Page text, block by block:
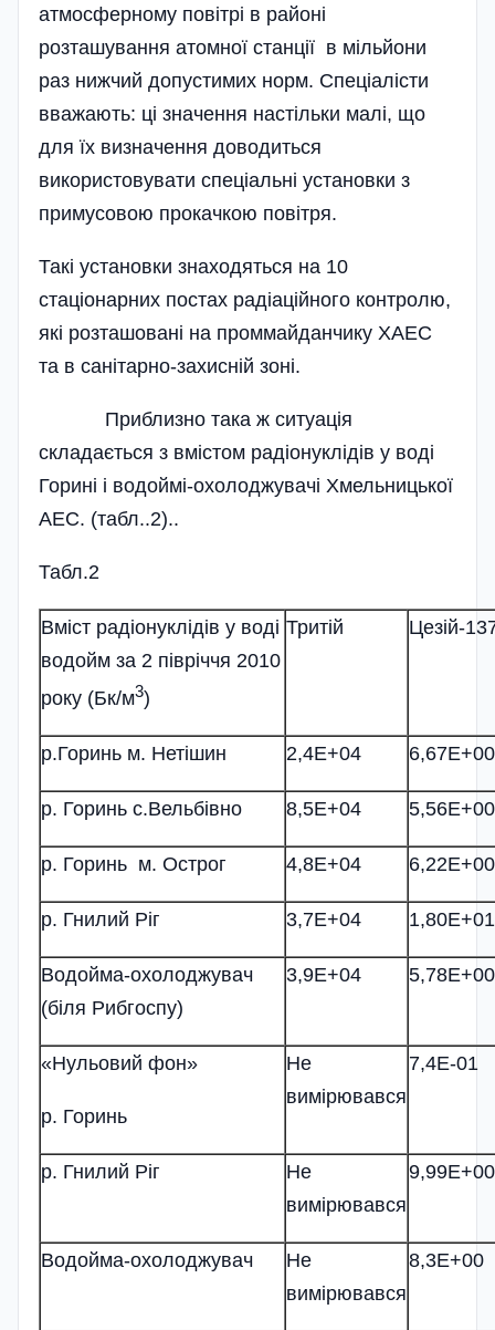
атмосферному повітрі в районі
розташування атомної станції в мільйони
раз нижчий допустимих норм. Спеціалісти
вважають: ці значення настільки малі, що
для їх визначення доводиться
використовувати спеціальні установки з
примусовою прокачкою повітря.
Такі установки знаходяться на 10
стаціонарних постах радіаційного контролю,
які розташовані на проммайданчику ХАЕС
та в санітарно-захисній зоні.
Приблизно така ж ситуація
складається з вмістом радіонуклідів у воді
Горині і водоймі-охолоджувачі Хмельницької
АЕС. (табл..2)..
Табл.2
Вміст радіонуклідів у воді
водойм за 2 півріччя 2010
року (Бк/м3)
Тритій Цезій-
р.Горинь м. Нетішин 2,4Е+04 6,67Е+00
р. Горинь с.Вельбівно 8,5Е+04 5,56Е+00
р. Горинь м. Острог 4,8Е+04 6,22Е+00
р. Гнилий Ріг 3,7Е+04 1,80Е+01
Водойма-охолоджувач
(біля Рибгоспу)
3,9Е+04 5,78Е+00
«Нульовий фон»
р. Горинь
Не
вимірювався
7,4Е-01
р. Гнилий Ріг
Не
вимірювався
9,99Е+00
Водойма-охолоджувач
Не
вимірювався
8,3Е+00